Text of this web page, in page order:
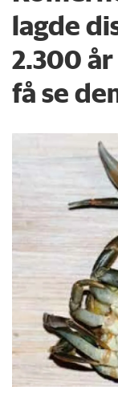
lagde
2.300
få se